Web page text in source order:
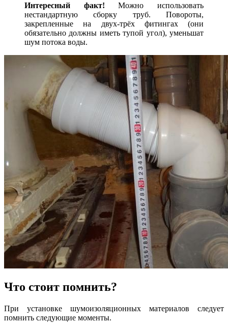
Интересный факт! Можно использовать
нестандартную сборку труб. Повороты,
закрепленные на двух-трёх фитингах (они
обязательно должны иметь тупой угол), уменьшат
шум потока воды.
Что стоит помнить?
При установке шумоизоляционных материалов следует
помнить следующие моменты.